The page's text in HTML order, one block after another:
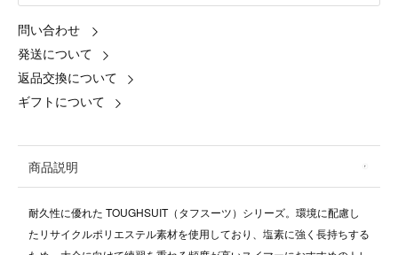
問い合わせ
発送について
返品交換について
ギフトについて
商品説明
耐久性に優れた TOUGHSUIT（タフスーツ）シリーズ。環境に配慮し
たリサイクルポリエステル素材を使用しており、塩素に強く長持ちする